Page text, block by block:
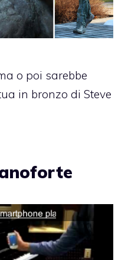
o poi sarebbe
in bronzo di Steve